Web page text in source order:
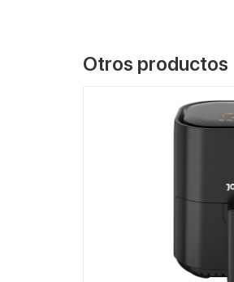
Otros productos